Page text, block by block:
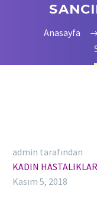
Anasayfa
admin tarafından
KADIN
Kasım 5, 2018